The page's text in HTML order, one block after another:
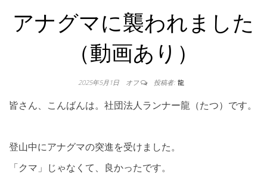
アナグマに襲われました
（動画あり）
2025年5月1日 オフ 投稿者: 龍
皆さん、こんばんは。社団法人ランナー龍（たつ）です。
登山中にアナグマの突進を受けました。
「クマ」じゃなくて、良かったです。